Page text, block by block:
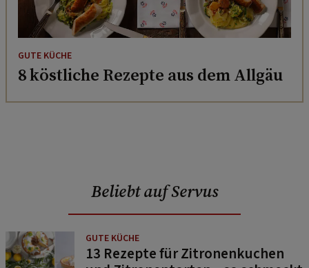
GUTE KÜCHE
8 köstliche Rezepte aus dem Allgäu
Beliebt auf Servus
GUTE KÜCHE
13 Rezepte für Zitronenkuchen